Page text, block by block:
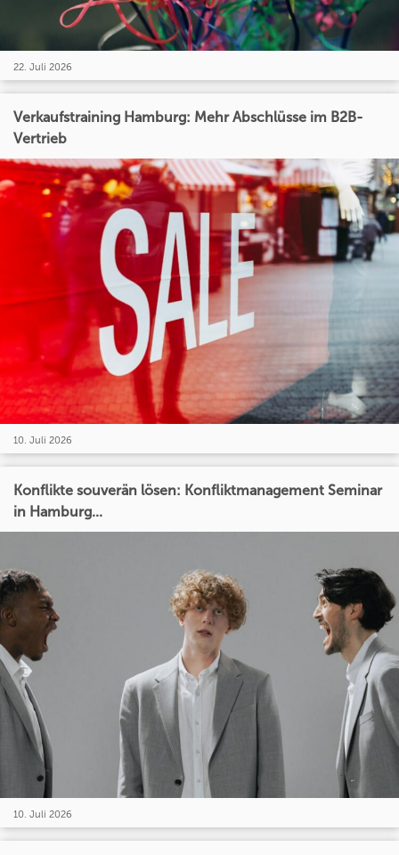
22. Juli 2026
Verkaufstraining Hamburg: Mehr Abschlüsse im B2B-
Vertrieb
10. Juli 2026
Konflikte souverän lösen: Konfliktmanagement Seminar
in Hamburg...
10. Juli 2026